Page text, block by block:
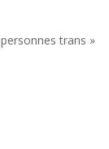
trans »